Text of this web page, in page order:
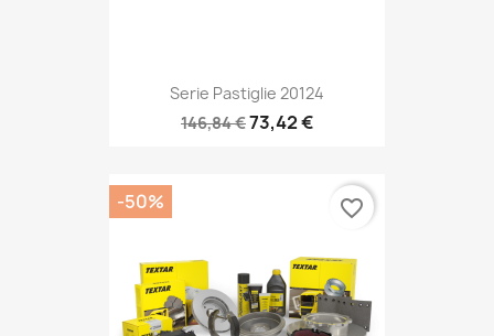
Serie Pastiglie 20124
146,84 €73,42 €
-50% favorite_border